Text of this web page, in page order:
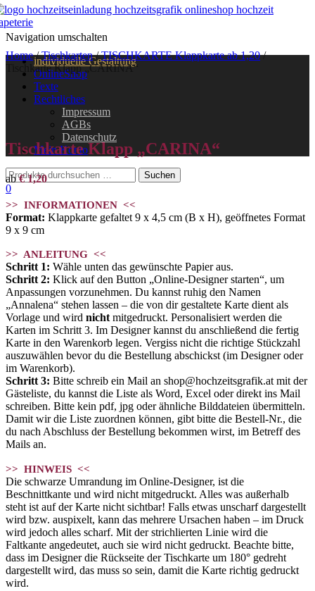
Navigation umschalten
individuelle Gestaltung
OnlineShop
Texte
Rechtliches
Impressum
AGBs
Datenschutz
Mein Konto
0
Home/Tischkarten/TISCHKARTE Klappkarte ab 1,20/
Tischkarte Klapp „CARINA“
Tischkarte Klapp „CARINA“
ab€1,20
>> INFORMATIONEN <<
Format: Klappkarte gefaltet 9 x 4,5 cm (B x H), geöffnetes Format
9 x 9 cm
>> ANLEITUNG <<
Schritt 1: Wähle unten das gewünschte Papier aus.
Schritt 2: Klick auf den Button „Online-Designer starten“, um
Anpassungen vorzunehmen. Du kannst ruhig den Namen
„Annalena“ stehen lassen – die von dir gestaltete Karte dient als
Vorlage und wird nicht mitgedruckt. Personalisiert werden die
Karten im Schritt 3. Im Designer kannst du anschließend die fertig
Karte in den Warenkorb legen. Vergiss nicht die richtige Stückzahl
auszuwählen bevor du die Bestellung abschickst (im Designer oder
im Warenkorb).
Schritt 3: Bitte schreib ein Mail an shop@hochzeitsgrafik.at mit der
Gästeliste, du kannst die Liste als Word, Excel oder direkt ins Mail
schreiben. Bitte kein pdf, jpg oder ähnliche Bilddateien übermitteln.
Damit wir die Liste zuordnen können, gibt bitte die Bestell-Nr., die
du nach Abschluss der Bestellung bekommen wirst, im Betreff des
Mails an.
>> HINWEIS <<
Die schwarze Umrandung im Online-Designer, ist die
Beschnittkante und wird nicht mitgedruckt. Alles was außerhalb
steht ist auf der Karte nicht sichtbar! Falls etwas unscharf dargestellt
wird bzw. auspixelt, kann das mehrere Ursachen haben – im Druck
wird jedoch alles scharf. Mit der strichlierten Linie wird die
Faltkante angedeutet, auch sie wird nicht gedruckt. Beachte bitte,
dass im Designer die Rückseite der Tischkarte um 180° gedreht
dargestellt wird, das muss so sein, damit die Karte richtig gedruckt
wird.